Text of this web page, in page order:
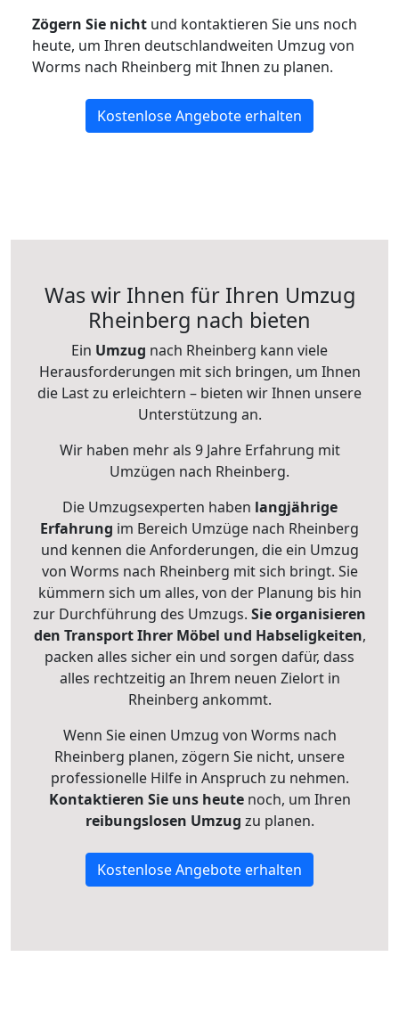
Zögern Sie nicht und kontaktieren Sie uns noch
heute, um Ihren deutschlandweiten Umzug von
Worms nach Rheinberg mit Ihnen zu planen.
Kostenlose Angebote erhalten
Was wir Ihnen für Ihren Umzug
Rheinberg nach bieten
Ein Umzug nach Rheinberg kann viele
Herausforderungen mit sich bringen, um Ihnen
die Last zu erleichtern – bieten wir Ihnen unsere
Unterstützung an.
Wir haben mehr als 9 Jahre Erfahrung mit
Umzügen nach Rheinberg.
Die Umzugsexperten haben langjährige
Erfahrung im Bereich Umzüge nach Rheinberg
und kennen die Anforderungen, die ein Umzug
von Worms nach Rheinberg mit sich bringt. Sie
kümmern sich um alles, von der Planung bis hin
zur Durchführung des Umzugs. Sie organisieren
den Transport Ihrer Möbel und Habseligkeiten,
packen alles sicher ein und sorgen dafür, dass
alles rechtzeitig an Ihrem neuen Zielort in
Rheinberg ankommt.
Wenn Sie einen Umzug von Worms nach
Rheinberg planen, zögern Sie nicht, unsere
professionelle Hilfe in Anspruch zu nehmen.
Kontaktieren Sie uns heutenoch, um Ihren
reibungslosen Umzug zu planen.
Kostenlose Angebote erhalten